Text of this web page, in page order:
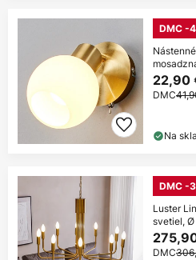
DMC -
22,90
DMC
Na
DMC -
Luster
svetiel, Ø
DMC